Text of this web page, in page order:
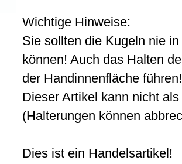
Wichtige Hinweise:
Sie sollten die Kugeln nie
können! Auch das Halten
der Handinnenfläche führen!
Dieser Artikel kann nicht
(Halterungen können
Dies ist ein Handelsartikel!